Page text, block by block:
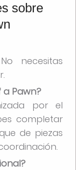
sobre
necesitas
a Pawn?
por el
completar
de piezas